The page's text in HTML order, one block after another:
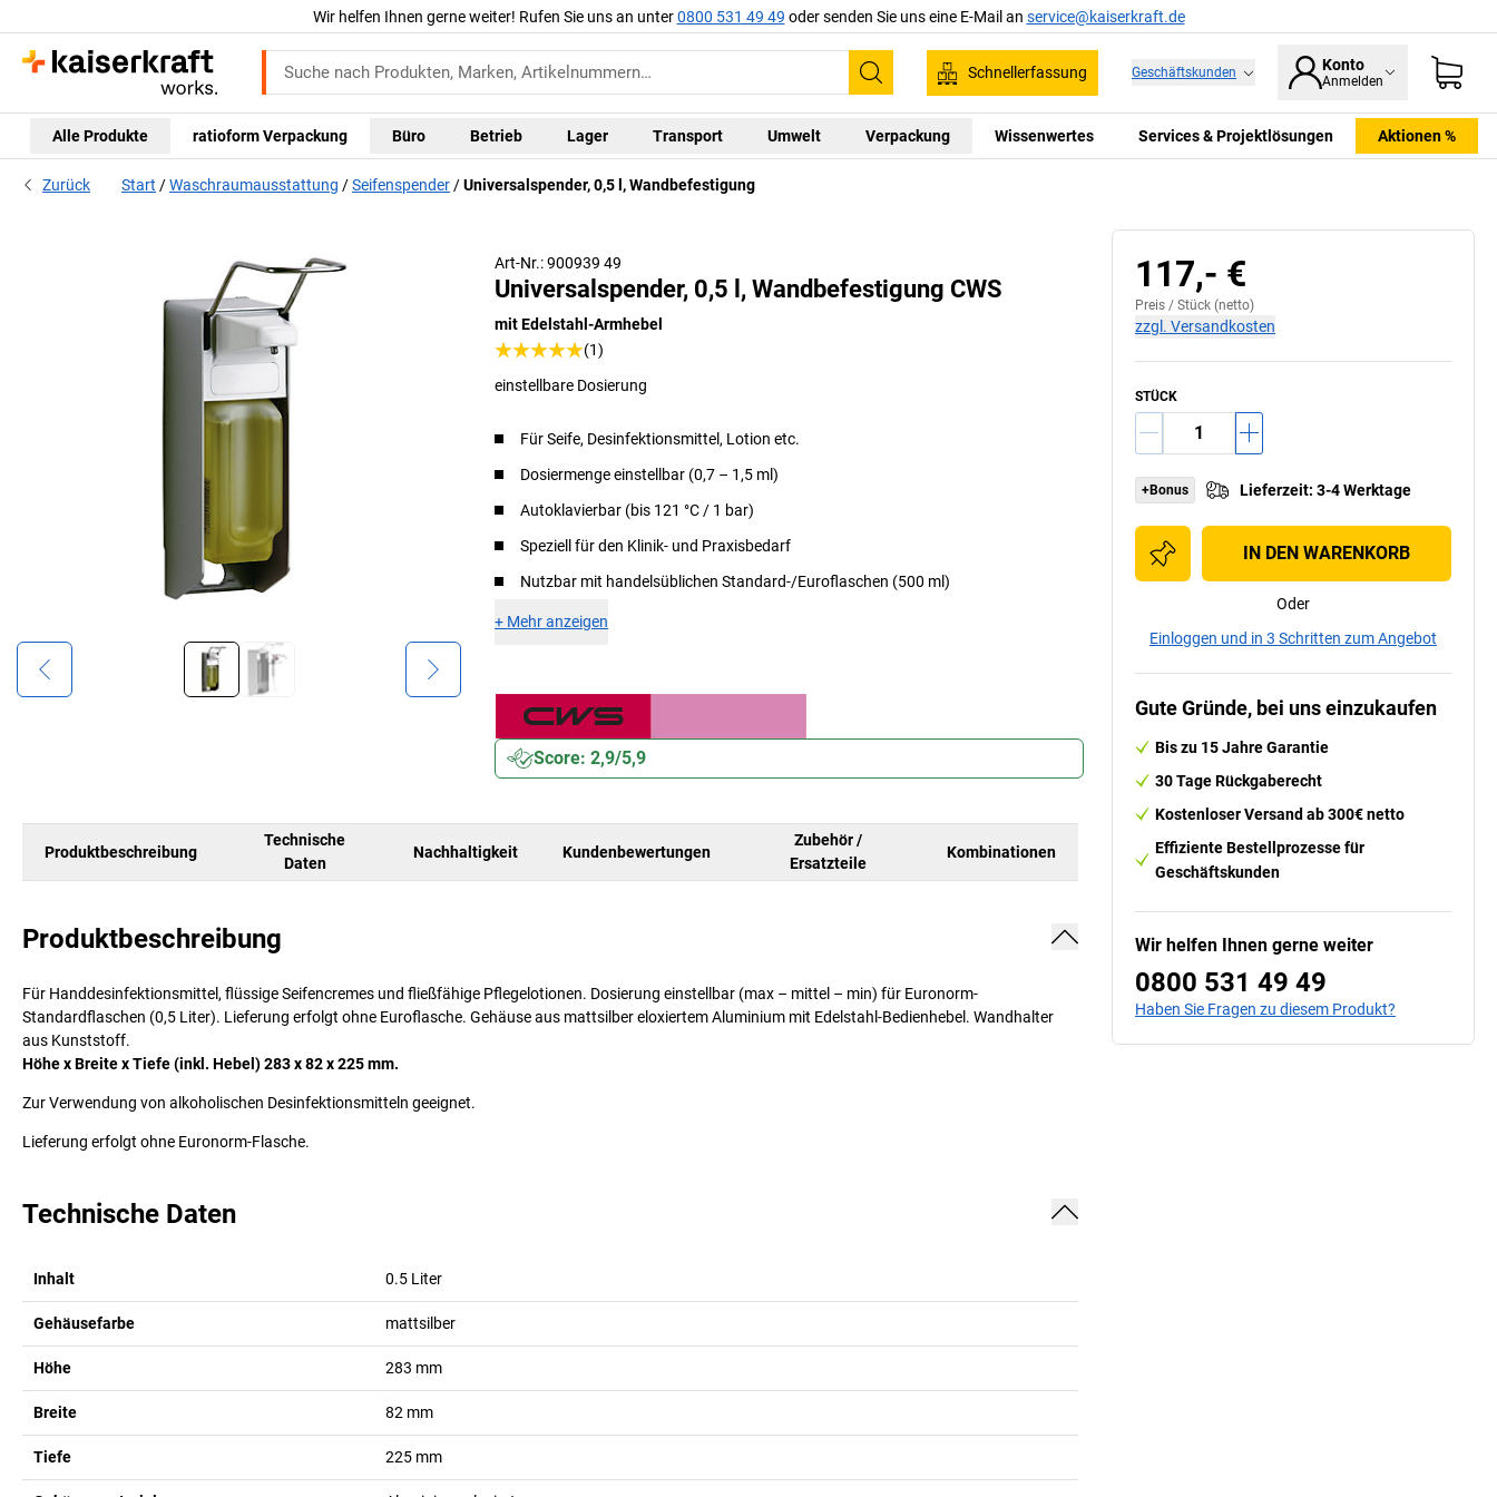
Wir helfen Ihnen gerne weiter! Rufen Sie uns an unter0800 531 49 49 oder senden Sie uns eine E-Mail an service@kaiserkraft.de
Suchen
Schnellerfassung Geschäftskunden Konto
Anmelden
Alle Produkte ratioform Verpackung Büro Betrieb Lager Transport Umwelt Verpackung Wissenwertes Services & Projektlösungen Aktionen %
Zurück Start Waschraumausstattung Seifenspender Universalspender, 0,5 l, Wandbefestigung
Art-Nr.: 900939 49
Universalspender, 0,5 l, Wandbefestigung CWS
mit Edelstahl-Armhebel
(1)
einstellbare Dosierung
Für Seife, Desinfektionsmittel, Lotion etc.
Dosiermenge einstellbar (0,7 – 1,5 ml)
Autoklavierbar (bis 121 °C / 1 bar)
Speziell für den Klinik- und Praxisbedarf
Nutzbar mit handelsüblichen Standard-/Euroflaschen (500 ml)
+ Mehr anzeigen
Score: 2,9/5,9
Produktbeschreibung
Technische
Daten
Nachhaltigkeit Kundenbewertungen
Zubehör /
Ersatzteile
Kombinationen
Produktbeschreibung
Für Handdesinfektionsmittel, flüssige Seifencremes und fließfähige Pflegelotionen. Dosierung einstellbar (max – mittel – min) für Euronorm-
Standardflaschen (0,5 Liter). Lieferung erfolgt ohne Euroflasche. Gehäuse aus mattsilber eloxiertem Aluminium mit Edelstahl-Bedienhebel. Wandhalter
aus Kunststoff.
Höhe x Breite x Tiefe (inkl. Hebel) 283 x 82 x 225 mm.
Zur Verwendung von alkoholischen Desinfektionsmitteln geeignet.
Lieferung erfolgt ohne Euronorm-Flasche.
Technische Daten
Inhalt 0.5 Liter
Gehäusefarbe mattsilber
Höhe 283 mm
Breite 82 mm
Tiefe 225 mm
117,- €
Preis / Stück (netto)
zzgl. Versandkosten
STÜCK
+Bonus Lieferzeit: 3-4 Werktage
IN DEN WARENKORB
Oder
Einloggen und in 3 Schritten zum Angebot
Gute Gründe, bei uns einzukaufen
Bis zu 15 Jahre Garantie
30 Tage Rückgaberecht
Kostenloser Versand ab 300€ netto
Effiziente Bestellprozesse für
Geschäftskunden
Wir helfen Ihnen gerne weiter
0800 531 49 49
Haben Sie Fragen zu diesem Produkt?